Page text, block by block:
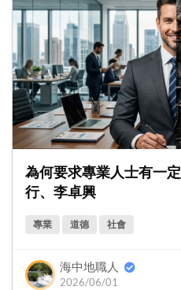
為何要求專業人士有一
行、李卓興
專業 道德 社會
海中地職人
2026/06/01